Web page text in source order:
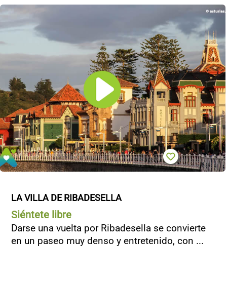
LA VILLA DE RIBADESELLA
Siéntete libre
Darse una vuelta por Ribadesella se convierte
en un paseo muy denso y entretenido, con ...